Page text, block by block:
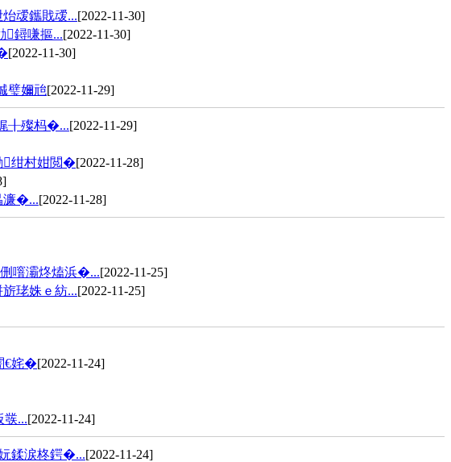
叆鑴戝叆...[2022-11-30]
鐞嗛摳...[2022-11-30]
[2022-11-30]
璧嬭兘[2022-11-29]
╂殩杩�...[2022-11-29]
绀村姏閲�[2022-11-28]
濂�...[2022-11-28]
噾灞炵熆浜�...[2022-11-25]
珯姝ｅ紡...[2022-11-25]
€姹�[2022-11-24]
彂...[2022-11-24]
鍒涙柊鍔�...[2022-11-24]